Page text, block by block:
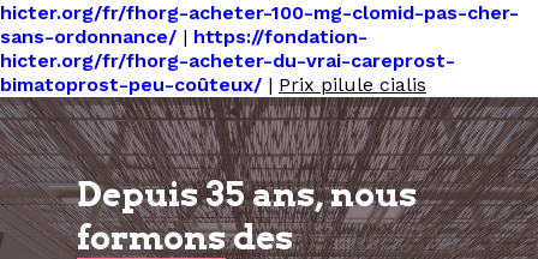
hicter.org/fr/fhorg-acheter-100-mg-clomid-pas-cher-
sans-ordonnance/ | https://fondation-
hicter.org/fr/fhorg-acheter-du-vrai-careprost-
bimatoprost-peu-coûteux/ | Prix pilule cialis
Depuis 35 ans, nous
formonsdes